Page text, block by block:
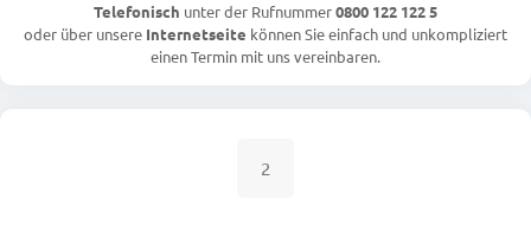
Telefonisch unter der Rufnummer0800 122 122 5
oder über unsere Internetseite können Sie einfach und unkompliziert
einen Termin mit uns vereinbaren.
2